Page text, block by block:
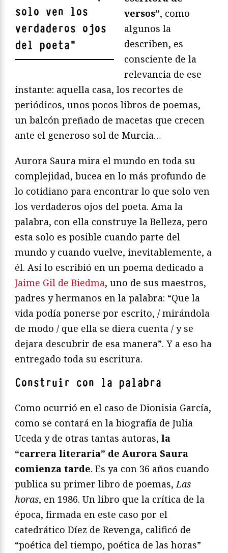
solo ven los
verdaderos ojos
del poeta"
versos”, como
algunos la
describen, es
consciente de la
relevancia de ese
instante: aquella casa, los recortes de
periódicos, unos pocos libros de poemas,
un balcón preñado de macetas que crecen
ante el generoso sol de Murcia…
Aurora Saura mira el mundo en toda su
complejidad, bucea en lo más profundo de
lo cotidiano para encontrar lo que solo ven
los verdaderos ojos del poeta. Ama la
palabra, con ella construye la Belleza, pero
esta solo es posible cuando parte del
mundo y cuando vuelve, inevitablemente, a
él. Así lo escribió en un poema dedicado a
Jaime Gil de Biedma, uno de sus maestros,
padres y hermanos en la palabra: “Que la
vida podía ponerse por escrito, / mirándola
de modo / que ella se diera cuenta / y se
dejara descubrir de esa manera”. Y a eso ha
entregado toda su escritura.
Construir con la palabra
Como ocurrió en el caso de Dionisia García,
como se contará en la biografía de Julia
Uceda y de otras tantas autoras, la
“carrera literaria” de Aurora Saura
comienza tarde. Es ya con 36 años cuando
publica su primer libro de poemas,Las
horas, en 1986. Un libro que la crítica de la
época, firmada en este caso por el
catedrático Díez de Revenga, calificó de
“poética del tiempo, poética de las horas”